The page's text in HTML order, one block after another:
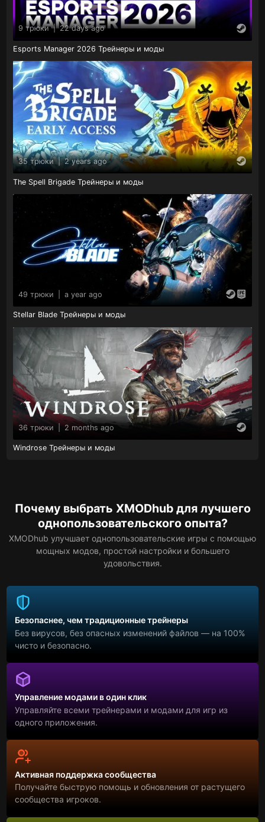
9 трюки | 22 days ago
Esports Manager 2026 Трейнеры и моды
35 трюки | 2 years ago
The Spell Brigade Трейнеры и моды
49 трюки a year ago
Stellar Blade Трейнеры и моды
36 трюки | 2 months ago
Windrose Трейнеры и моды
Почему выбрать XMODhub для лучшего
однопользовательского опыта?
XMODhub улучшает однопользовательские игры с помощью
мощных модов, простой настройки и большего
удовольствия.
Безопаснее, чем традиционные трейнеры
Без вирусов, без опасных изменений файлов — на 100%
чисто и безопасно.
Управление модами в один клик
Управляйте всеми трейнерами и модами для игр из
одного приложения.
Активная поддержка сообщества
Получайте быструю помощь и обновления от растущего
сообщества игроков.